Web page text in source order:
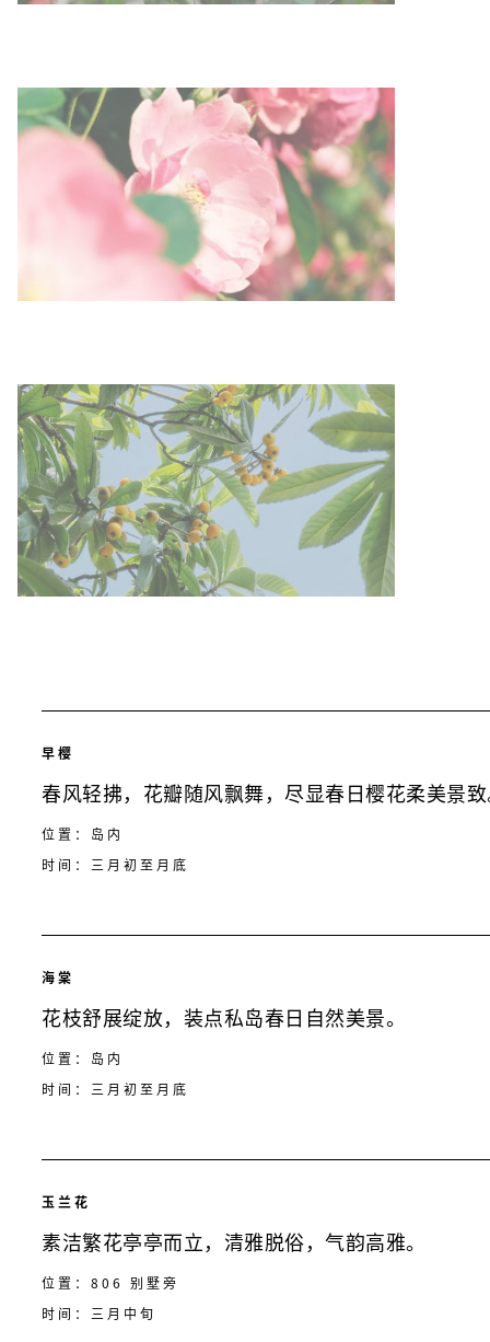
早樱
春风轻拂，花瓣随风飘舞，尽显春日樱花柔美景
位置：岛内
时间：三月初至月底
海棠
花枝舒展绽放，装点私岛春日自然美景。
位置：岛内
时间：三月初至月底
玉兰花
素洁繁花亭亭而立，清雅脱俗，气韵高雅。
位置：806 别墅旁
时间：三月中旬